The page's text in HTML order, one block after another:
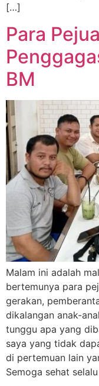
[…]
Para
BM
Malam ini adalah
bertemunya para
gerakan,
dikalangan anak-
tunggu apa yang
saya yang tidak
di pertemuan lain
Semoga sehat